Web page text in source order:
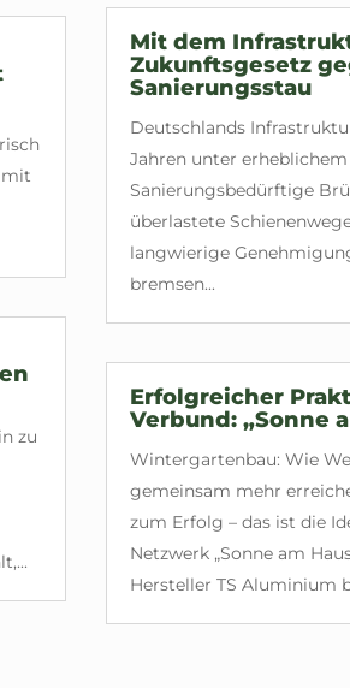
mit
zu
Mit dem
Zukunftsgesetz
Sanierungsstau
Deutschlands
Jahren unter
Sanierungsbedürftige
überlastete
langwierige
bremsen...
Erfolgreicher
Verbund: „Sonne
Wintergartenbau: Wie
gemeinsam mehr
zum Erfolg – das ist die
Netzwerk „Sonne am
Hersteller TS Aluminium